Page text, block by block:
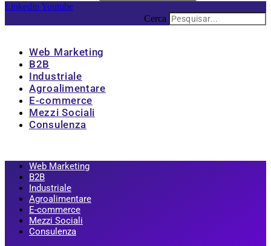
Linkedin Youtube
Cerca
Web Marketing
B2B
Industriale
Agroalimentare
E-commerce
Mezzi Sociali
Consulenza
Web Marketing
B2B
Industriale
Agroalimentare
E-commerce
Mezzi Sociali
Consulenza